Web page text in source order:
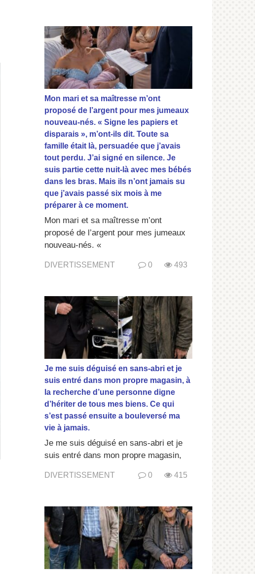
Mon mari et sa maîtresse m’ont
proposé de l’argent pour mes jumeaux
nouveau-nés. « Signe les papiers et
disparais », m’ont-ils dit. Toute sa
famille était là, persuadée que j’avais
tout perdu. J’ai signé en silence. Je
suis partie cette nuit-là avec mes bébés
dans les bras. Mais ils n’ont jamais su
que j’avais passé six mois à me
préparer à ce moment.
Mon mari et sa maîtresse m’ont
proposé de l’argent pour mes jumeaux
nouveau-nés. «
DIVERTISSEMENT 0 493
Je me suis déguisé en sans-abri et je
suis entré dans mon propre magasin, à
la recherche d’une personne digne
d’hériter de tous mes biens. Ce qui
s’est passé ensuite a bouleversé ma
vie à jamais.
Je me suis déguisé en sans-abri et je
suis entré dans mon propre magasin,
DIVERTISSEMENT 0 415